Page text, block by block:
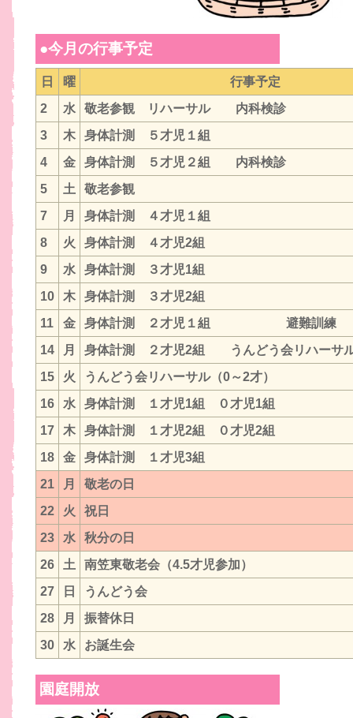
●今月の行事予定
日 曜
行事予定
2
水
敬老参観 リハーサル 内科検診
3
木
身体計測 ５才児１組
4
金
身体計測 ５才児２組 内科検診
5
土
敬老参観
7
月
身体計測 ４才児１組
8
火
身体計測 ４才児2組
9
水
身体計測 ３才児1組
10
木
身体計測 ３才児2組
11
金
身体計測 ２才児１組 避難訓練
14
月
身体計測 ２才児2組 うんどう会リハーサ
15
火
うんどう会リハーサル（0～2才）
16
水
身体計測 １才児1組 ０才児1組
17
木
身体計測 １才児2組 ０才児2組
18
金
身体計測 １才児3組
21
月
敬老の日
22
火
祝日
23
水
秋分の日
26
土
南笠東敬老会（4.5才児参加）
27
日
うんどう会
28
月
振替休日
30
水 お誕生会
園庭開放